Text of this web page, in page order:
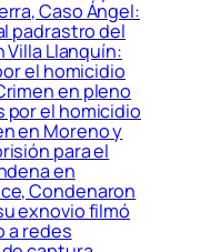
Caso Ángel:
padrastro del
Llanquín:
el homicidio
en pleno
el homicidio
en Moreno y
para el
en
Condenaron
exnovio filmó
a redes